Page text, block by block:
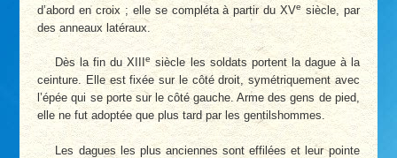
d’abord en croix ; elle se compléta à partir du XVesiècle, par
des anneaux latéraux.
Dès la fin du XIIIe siècle les soldats portent la dague à la
ceinture. Elle est fixée sur le côté droit, symétriquement avec
l’épée qui se porte sur le côté gauche. Arme des gens de pied,
elle ne fut adoptée que plus tard par les gentilshommes.
Les dagues les plus anciennes sont effilées et leur pointe